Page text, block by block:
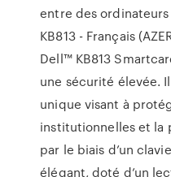
entre des
KB813 - Français
Dell™ KB813
une sécurité élevée.
unique visant à
institutionnelles et
par le biais d’un
élégant, doté d’un